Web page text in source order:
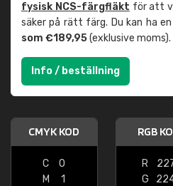
fysisk NCS-färgfläkt för att
säker på rätt färg. Du kan ha
som €189,95(exklusive moms).
Info / beställning
CMYK KOD
C
0
M
1
RGB
R
G